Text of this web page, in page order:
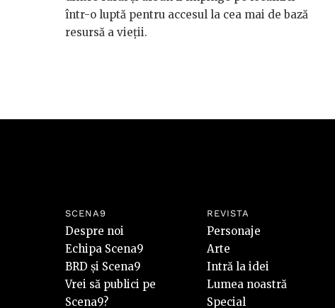
într-o luptă pentru accesul la cea mai de bază
resursă a vieții.
SCENA9
Despre noi
Echipa Scena9
BRD și Scena9
Vrei să publici pe
Scena9?
REVISTA
Personaje
Arte
Intră la idei
Lumea noastră
Special